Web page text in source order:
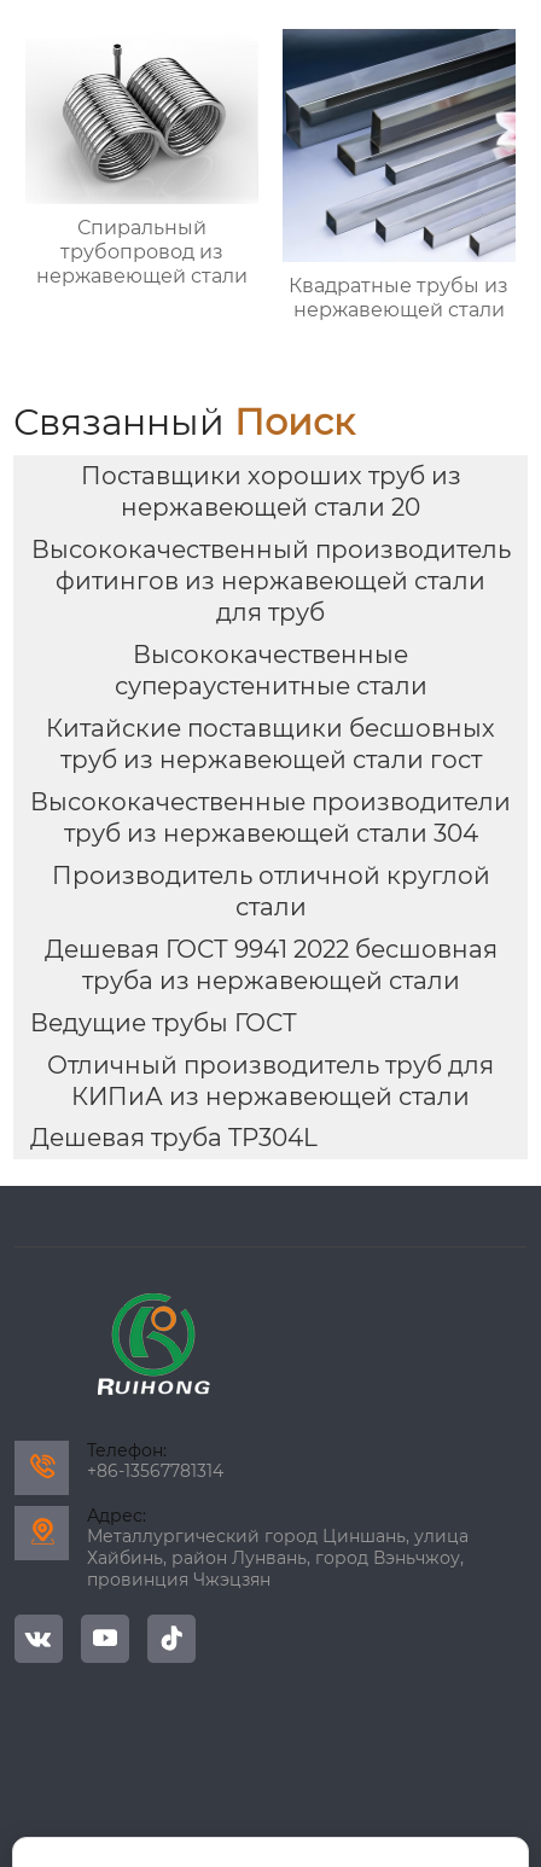
Спиральный
трубопровод из
нержавеющей стали
Квадратные трубы из
нержавеющей стали
Связанный Поиск
Поставщики хороших труб из
нержавеющей стали 20
Высококачественный производитель
фитингов из нержавеющей стали
для труб
Высококачественные
супераустенитные стали
Китайские поставщики бесшовных
труб из нержавеющей стали гост
Высококачественные производители
труб из нержавеющей стали 304
Производитель отличной круглой
стали
Дешевая ГОСТ 9941 2022 бесшовная
труба из нержавеющей стали
Ведущие трубы ГОСТ
Отличный производитель труб для
КИПиА из нержавеющей стали
Дешевая труба TP304L

Телефон:
+86-13567781314

Адрес:
Металлургический город Циншань, улица
Хайбинь, район Лунвань, город Вэньчжоу,
провинция Чжэцзян
  